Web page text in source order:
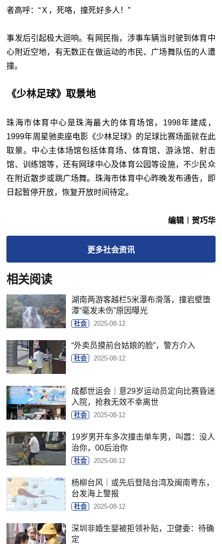
者高呼：“Ｘ，死咯，撞死好多人！”
事发后引起极大迴响。有网民指，涉事车辆当时驶到体育中
心附近空地，有无数正在做运动的市民、广场舞队伍的人遭
撞。
《少林足球》取景地
珠海市体育中心是珠海最大的体育场馆，1998年建成，
1999年周星驰卖座电影《少林足球》的足球比赛场面就在此
取景。中心主体场馆包括体育场、体育馆、游泳馆、射击
馆、训练馆等，还有网球中心及体育公园等设施，不少民众
在附近散步或跳广场舞。珠海市体育中心昨晚发布通告，即
日起暂停开放，恢复开放时间待定。
编辑︱贺巧华
更多社会资讯
相关阅读
湖南两游客越栏5米瀑布滑落，撞岩壁堕
潭“毫发未伤”原因曝光
社会 2025-08-12
“外卖员摸前台姑娘的脸”，警方介入
社会 2025-08-12
成都世运会｜意29岁运动员定向比赛昏迷
入院，抢救无效不幸离世
社会 2025-08-12
19岁男开车多次撞击单车男，叫嚣：没人
治你，00后治你
社会 2025-08-12
杨柳台风｜或先后登陆台湾及闽南粤东，
台发海上警报
社会 2025-08-12
深圳非婚生婴被拒领补贴，卫健委：待确
定